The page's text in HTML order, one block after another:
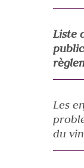
Liste
Les
du vin